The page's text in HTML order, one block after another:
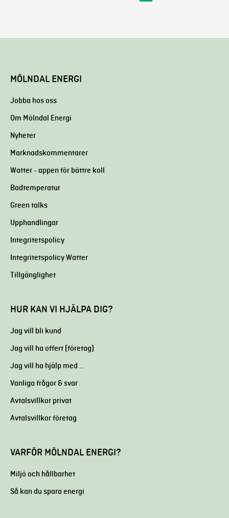
MÖLNDAL ENERGI
Jobba hos oss
Om Mölndal Energi
Nyheter
Marknadskommentarer
Watter - appen för bättre koll
Badtemperatur
Green talks
Upphandlingar
Integritetspolicy
Integritetspolicy Watter
Tillgänglighet
HUR KAN VI HJÄLPA DIG?
Jag vill bli kund
Jag vill ha offert (företag)
Jag vill ha hjälp med …
Vanliga frågor & svar
Avtalsvillkor privat
Avtalsvillkor företag
VARFÖR MÖLNDAL ENERGI?
Miljö och hållbarhet
Så kan du spara energi